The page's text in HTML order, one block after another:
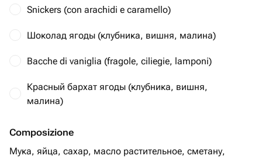
Snickers (con arachidi e caramello)
Шоколад ягоды (клубника, вишня, малина)
Bacche di vaniglia (fragole, ciliegie, lamponi)
Красный бархат ягоды (клубника, вишня,
малина)
Composizione
Мука, яйца, сахар, масло растительное, сметану,